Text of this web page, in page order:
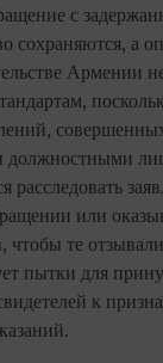
с
сохраняются, а
Армении
должностными
расследовать
или
чтобы те
пытки для
к